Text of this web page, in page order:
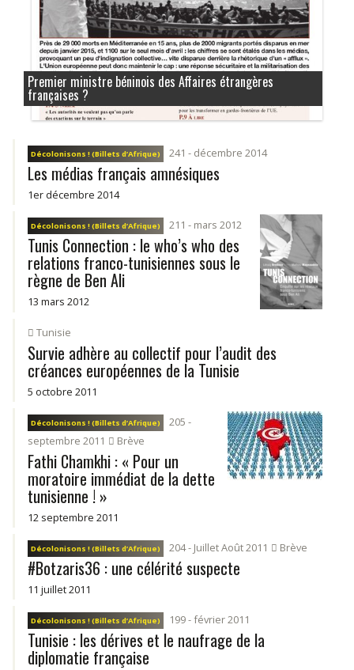
Premier ministre béninois des Affaires étrangères
françaises ?
Décolonisons ! (Billets d’Afrique) 241 - décembre 2014
Les médias français amnésiques
1er décembre 2014
Décolonisons ! (Billets d’Afrique) 211 - mars 2012
Tunis Connection : le who’s who des
relations franco-tunisiennes sous le
règne de Ben Ali
13 mars 2012
Tunisie
Survie adhère au collectif pour l’audit des
créances européennes de la Tunisie
5 octobre 2011
Décolonisons ! (Billets d’Afrique)
205 -
septembre 2011
Brève
Fathi Chamkhi : « Pour un
moratoire immédiat de la dette
tunisienne ! »
12 septembre 2011
Décolonisons ! (Billets d’Afrique) 204 - Juillet Août 2011 Brève
#Botzaris36 : une célérité suspecte
11 juillet 2011
Décolonisons ! (Billets d’Afrique) 199 - février 2011
Tunisie : les dérives et le naufrage de la
diplomatie française